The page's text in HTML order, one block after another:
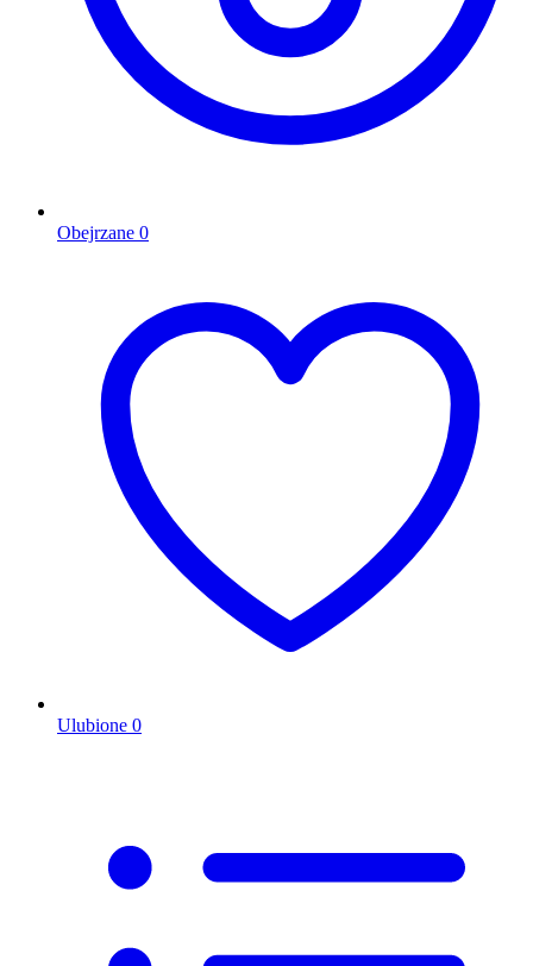
Obejrzane 0
Ulubione 0